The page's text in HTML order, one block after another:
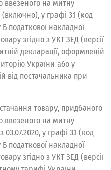
ввезеного на митну
у графі 3.1 (код
податкової накладної
згідно з УКТ ЗЕД (версії
декларації, оформленій
України або у
від постачальника при
товару, придбаного
ввезеного на митну
у графі 3.1 (код
податкової накладної
згідно з УКТ ЗЕД (версії